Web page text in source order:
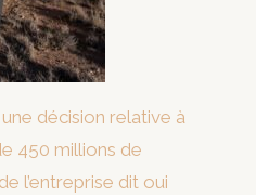
décision relative à
450 millions de
l’entreprise dit oui